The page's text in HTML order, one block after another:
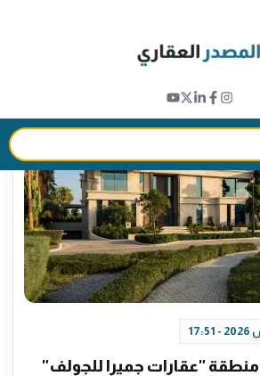
منطقة "عقارات جميرا للجولف"